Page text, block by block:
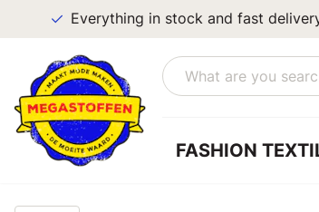
Everything in stock and fast delivery
FASHION